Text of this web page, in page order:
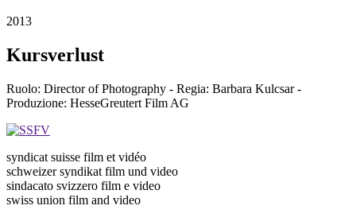
2013
Kursverlust
Ruolo: Director of Photography - Regia: Barbara Kulcsar -
Produzione: HesseGreutert Film AG
syndicat suisse film et vidéo
schweizer syndikat film und video
sindacato svizzero film e video
swiss union film and video